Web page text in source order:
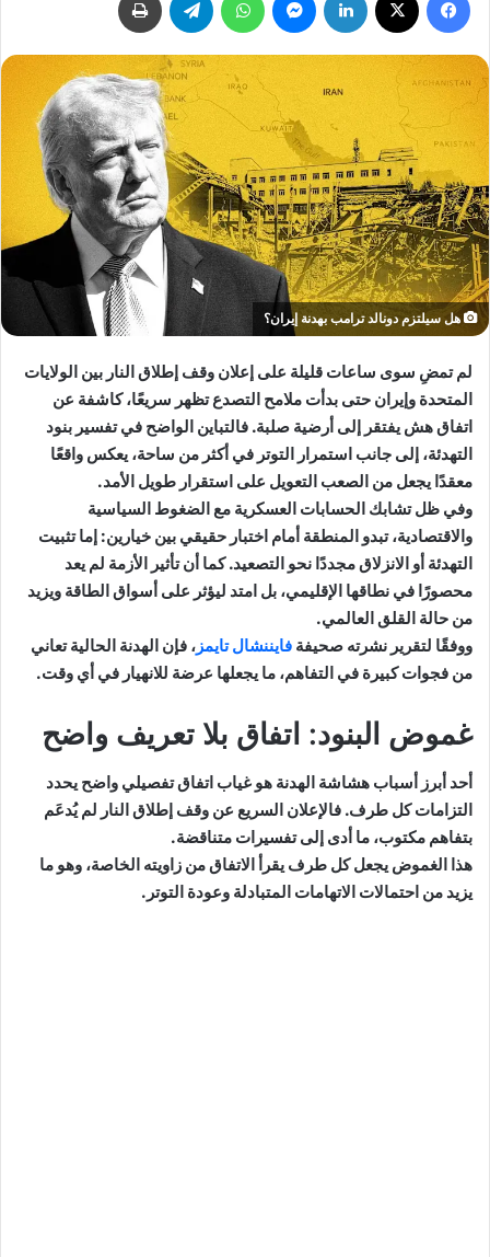
هل سيلتزم دونالد ترامب بهدنة إيران؟
لم تمضِ سوى ساعات قليلة على إعلان وقف إطلاق النار بين الولايات
المتحدة وإيران حتى بدأت ملامح التصدع تظهر سريعًا، كاشفة عن
اتفاق هش يفتقر إلى أرضية صلبة. فالتباين الواضح في تفسير بنود
التهدئة، إلى جانب استمرار التوتر في أكثر من ساحة، يعكس واقعًا
معقدًا يجعل من الصعب التعويل على استقرار طويل الأمد.
وفي ظل تشابك الحسابات العسكرية مع الضغوط السياسية
والاقتصادية، تبدو المنطقة أمام اختبار حقيقي بين خيارين: إما تثبيت
التهدئة أو الانزلاق مجددًا نحو التصعيد. كما أن تأثير الأزمة لم يعد
محصورًا في نطاقها الإقليمي، بل امتد ليؤثر على أسواق الطاقة ويزيد
من حالة القلق العالمي.
ووفقًا لتقرير نشرته صحيفة فايننشال تايمز ، فإن الهدنة الحالية تعاني
من فجوات كبيرة في التفاهم، ما يجعلها عرضة للانهيار في أي وقت.
غموض البنود: اتفاق بلا تعريف واضح
أحد أبرز أسباب هشاشة الهدنة هو غياب اتفاق تفصيلي واضح يحدد
التزامات كل طرف. فالإعلان السريع عن وقف إطلاق النار لم يُدعَم
بتفاهم مكتوب، ما أدى إلى تفسيرات متناقضة.
هذا الغموض يجعل كل طرف يقرأ الاتفاق من زاويته الخاصة، وهو ما
يزيد من احتمالات الاتهامات المتبادلة وعودة التوتر.